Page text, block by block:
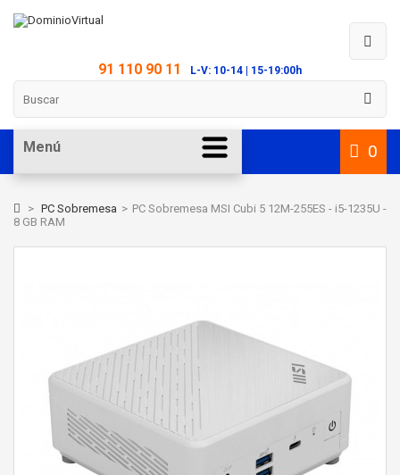
91 110 90 11 L-V: 10-14 | 15-19:00h
0
Menú
> PC Sobremesa > PC Sobremesa MSI Cubi 5 12M-255ES - i5-1235U -
8 GB RAM